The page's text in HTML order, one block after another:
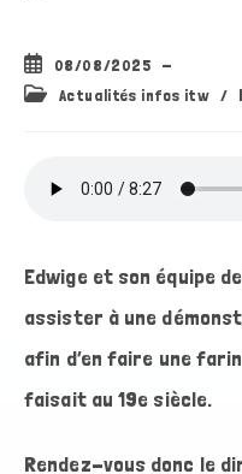
Publication
publiée :
08/08/2025
PostActualités infos itw /
Edwige et son équipe
assister à une
afin d’en faire une
faisait au 19e siècle.
Rendez-vous donc le